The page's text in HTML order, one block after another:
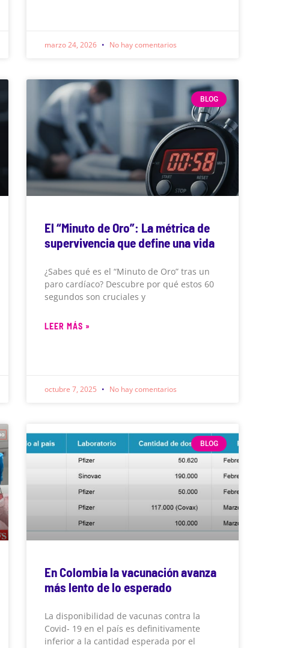
marzo 24, 2026 No hay comentarios
BLOG
El “Minuto de Oro”: La métrica de
supervivencia que define una vida
¿Sabes qué es el “Minuto de Oro” tras un
paro cardíaco? Descubre por qué estos 60
segundos son cruciales y
LEER MÁS »
octubre 7, 2025 No hay comentarios
BLOG
En Colombia la vacunación avanza
más lento de lo esperado
La disponibilidad de vacunas contra la
Covid- 19 en el país es definitivamente
inferior a la cantidad esperada por el